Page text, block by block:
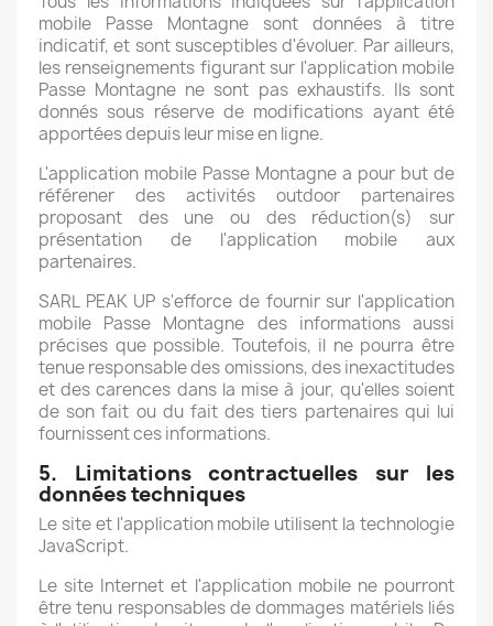
mobile Passe Montagne sont données à titre
indicatif, et sont susceptibles d'évoluer. Par ailleurs,
les renseignements figurant sur l'application mobile
Passe Montagne ne sont pas exhaustifs. Ils sont
donnés sous réserve de modifications ayant été
apportées depuis leur mise en ligne.
L'application mobile Passe Montagne a pour but de
référener des activités outdoor partenaires
proposant des une ou des réduction(s) sur
présentation de l'application mobile aux
partenaires.
SARL PEAK UP s'efforce de fournir sur l'application
mobile Passe Montagne des informations aussi
précises que possible. Toutefois, il ne pourra être
tenue responsable des omissions, des inexactitudes
et des carences dans la mise à jour, qu'elles soient
de son fait ou du fait des tiers partenaires qui lui
fournissent ces informations.
5. Limitations contractuelles sur les
données techniques
Le site et l'application mobile utilisent la technologie
JavaScript.
Le site Internet et l'application mobile ne pourront
être tenu responsables de dommages matériels liés